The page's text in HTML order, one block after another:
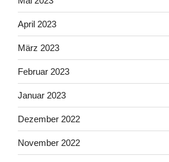
April 2023
März 2023
Februar 2023
Januar 2023
Dezember 2022
November 2022